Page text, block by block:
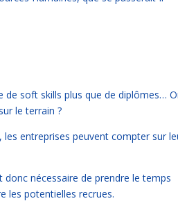
de soft skills plus que de diplômes…
le terrain ?
entreprises peuvent compter sur
nécessaire de prendre le temps
les potentielles recrues.